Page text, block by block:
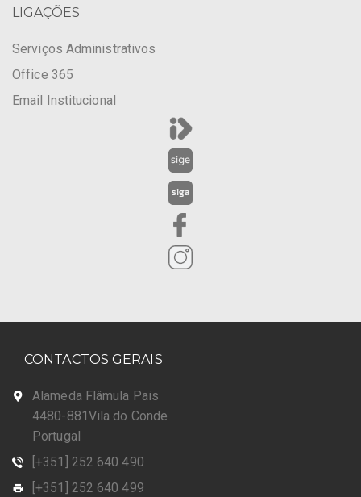
LIGAÇÕES
Serviços Administrativos
Office 365
Email Institucional
CONTACTOS GERAIS
Alameda Flâmula Pais
4480-881Vila do Conde
Portugal
[+351] 252 640 490
[+351] 252 640 499